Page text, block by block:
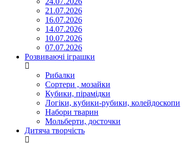
21.07.2026
16.07.2026
14.07.2026
10.07.2026
07.07.2026
Розвиваючі іграшки
Рибалки
Сортери , мозайки
Кубики, пірамідки
Логіки, кубики-рубики, колейдоскопи
Набори тварин
Мольберти, досточки
Дитяча творчість